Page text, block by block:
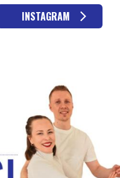
INSTAGRAM